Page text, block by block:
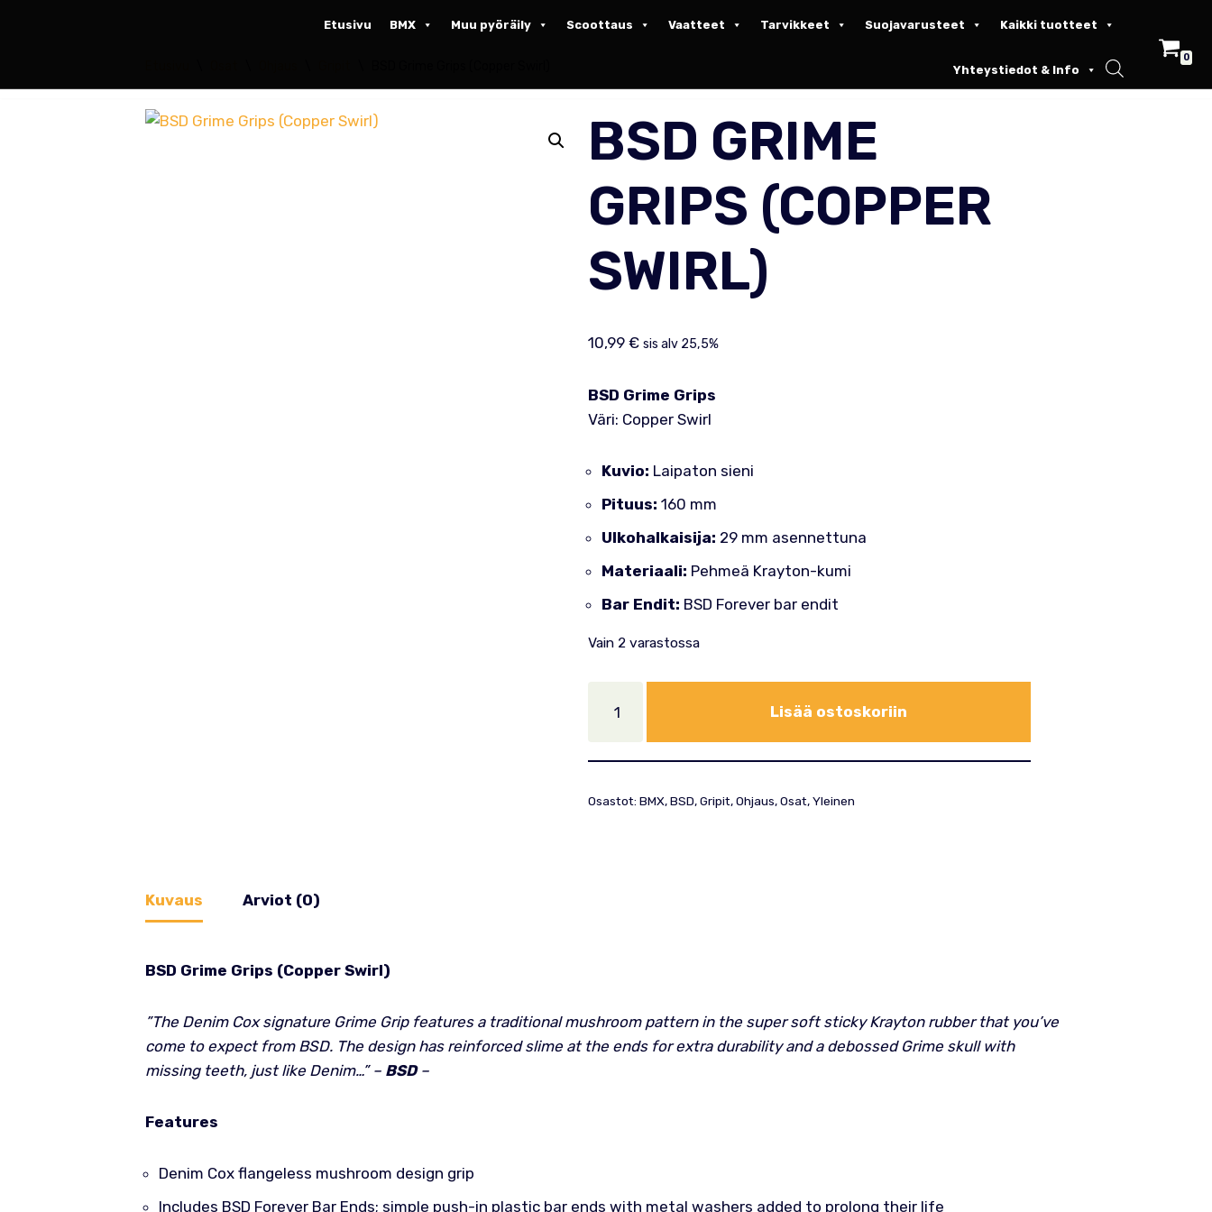
Etusivu BMX Muu pyöräily Scoottaus Vaatteet Tarvikkeet Suojavarusteet Kaikki tuotteet
Yhteystiedot & Info
0
BSD GRIME
GRIPS (COPPER
SWIRL)
10,99 € sis alv 25,5%
BSD Grime Grips
Väri: Copper Swirl
Kuvio: Laipaton sieni
Pituus: 160 mm
Ulkohalkaisija: 29 mm asennettuna
Materiaali: Pehmeä Krayton-kumi
Bar Endit: BSD Forever bar endit
Vain 2 varastossa
Lisää ostoskoriin
Osastot: BMX,BSD,Gripit,Ohjaus,Osat,Yleinen
Kuvaus Arviot (0)
BSD Grime Grips (Copper Swirl)
”The Denim Cox signature Grime Grip features a traditional mushroom pattern in the super soft sticky Krayton rubber that you’ve
come to expect from BSD. The design has reinforced slime at the ends for extra durability and a debossed Grime skull with
missing teeth, just like Denim…” – BSD –
Features
Denim Cox flangeless mushroom design grip
Includes BSD Forever Bar Ends; simple push-in plastic bar ends with metal washers added to prolong their life